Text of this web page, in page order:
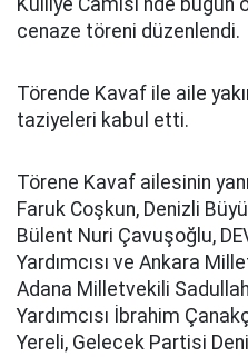
Külliye Camisi'nde bugün
cenaze töreni düzenlendi.
Törende Kavaf ile aile
taziyeleri kabul etti.
Törene Kavaf ailesinin
Faruk Coşkun, Denizli
Bülent Nuri Çavuşoğlu,
Yardımcısı ve Ankara
Adana Milletvekili
Yardımcısı İbrahim
Yereli, Gelecek Partisi